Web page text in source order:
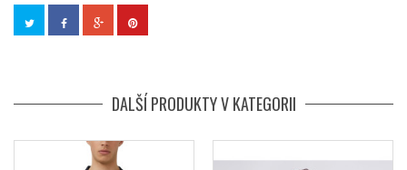
DALŠÍ PRODUKTY V KATEGORII